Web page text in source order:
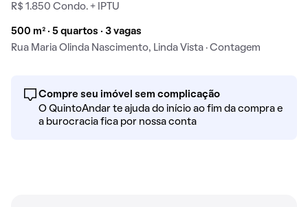
R$ 1.850 Condo. + IPTU
500 m² · 5 quartos · 3 vagas
Rua Maria Olinda Nascimento, Linda Vista · Contagem
Compre seu imóvel sem complicação
O QuintoAndar te ajuda do início ao fim da compra e
a burocracia fica por nossa conta